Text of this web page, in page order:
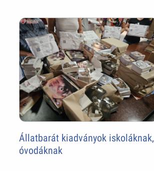
Állatbarát kiadványok iskoláknak,
óvodáknak